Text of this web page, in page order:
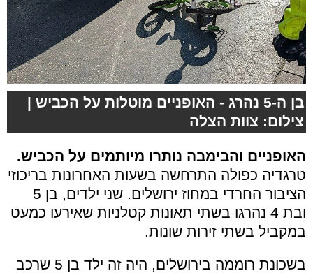
בן ה-5 נהרג - האופניים מוטלות על הכביש |
צילום: צוות הצלה
האופניים והבימבה נותרו מיותמים על הכביש.
טרגדיה כפולה התרחשה בשעות האחרונות בריכוזי
הציבור החרדי במחוז ירושלים. שני ילדים, בן 5
ובת 4 נהרגו בשתי תאונות קטלניות שאירעו כמעט
במקביל בשתי זירות שונות.
בשכונת רוממה בירושלים, היה זה ילד בן 5 שרכב